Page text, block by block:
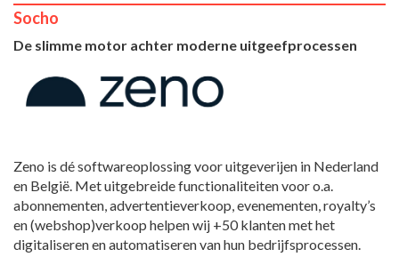
Socho
De slimme motor achter moderne uitgeefprocessen
Zeno is dé softwareoplossing voor uitgeverijen in Nederland
en België. Met uitgebreide functionaliteiten voor o.a.
abonnementen, advertentieverkoop, evenementen, royalty’s
en (webshop)verkoop helpen wij +50 klanten met het
digitaliseren en automatiseren van hun bedrijfsprocessen.